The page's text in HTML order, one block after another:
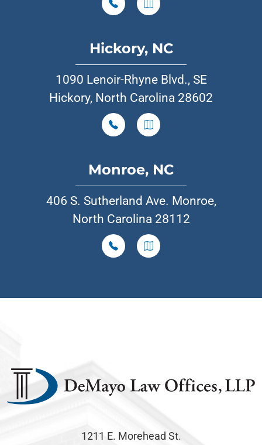
Hickory, NC
1090 Lenoir-Rhyne Blvd., SE
Hickory, North Carolina 28602
Monroe, NC
406 S. Sutherland Ave. Monroe,
North Carolina 28112
1211 E. Morehead St.